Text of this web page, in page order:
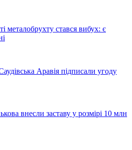
металобрухту стався вибух: є
Аравія підписали угоду
внесли заставу у розмірі 10 млн